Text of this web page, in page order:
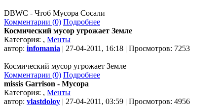
DBWC - Чтоб Мусора Сосали
Комментарии (0) Подробнее
Космический мусор угрожает Земле
Категория: , Менты
автор: infomania | 27-04-2011, 16:18 | Просмотров: 7253
Космический мусор угрожает Земле
Комментарии (0) Подробнее
missis Garrison - Мусора
Категория: , Менты
автор: vlastdoloy | 27-04-2011, 03:59 | Просмотров: 4956